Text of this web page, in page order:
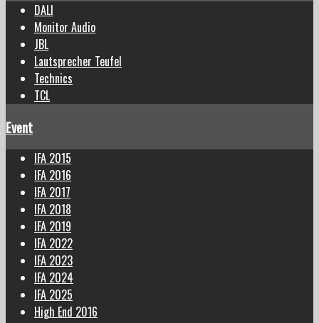
DALI
Monitor Audio
JBL
Lautsprecher Teufel
Technics
TCL
Event
IFA 2015
IFA 2016
IFA 2017
IFA 2018
IFA 2019
IFA 2022
IFA 2023
IFA 2024
IFA 2025
High End 2016